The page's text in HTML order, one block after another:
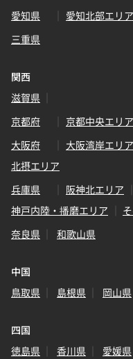
愛知県
愛知北部エリア
三重県
関西
滋賀県
京都府
京都中央エリア
大阪府
大阪湾岸エリア
北摂エリア
兵庫県
阪神北エリア
神戸内陸・播磨エリア
奈良県
和歌山県
中国
鳥取県
島根県 岡山県
四国
徳島県
香川県 愛媛県